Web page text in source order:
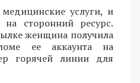
услуги, и
на сторонний ресурс.
женщина получила
ее аккаунта на
горячей линии для